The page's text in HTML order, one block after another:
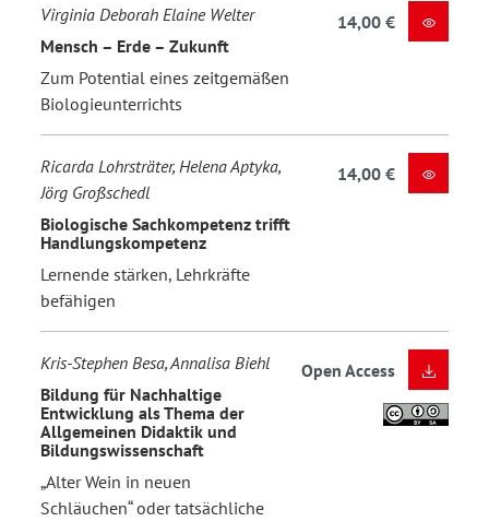
Virginia Deborah Elaine Welter
Mensch – Erde – Zukunft
Zum Potential eines zeitgemäßen
Biologieunterrichts
14,00 €
Ricarda Lohrsträter, Helena Aptyka,
Jörg Großschedl
Biologische Sachkompetenz trifft
Handlungskompetenz
Lernende stärken, Lehrkräfte
befähigen
14,00 €
Kris-Stephen Besa, Annalisa Biehl
Bildung für Nachhaltige
Entwicklung als Thema der
Allgemeinen Didaktik und
Bildungswissenschaft
„Alter Wein in neuen
Schläuchen“ oder tatsächliche
Open Access